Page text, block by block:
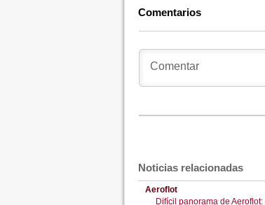
Comentarios
Noticias relacionadas
Aeroflot
Difícil panorama de